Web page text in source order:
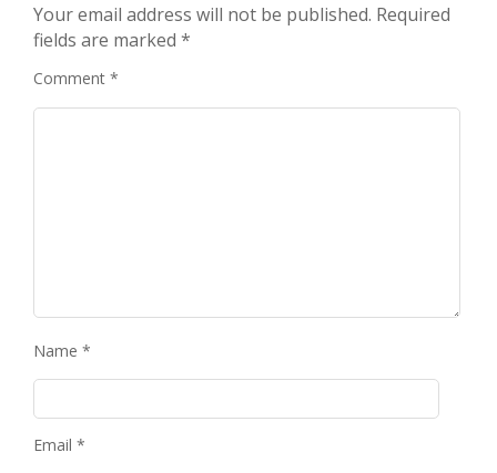
Your email address will not be published. Required
fields are marked *
Comment *
Name *
Email *